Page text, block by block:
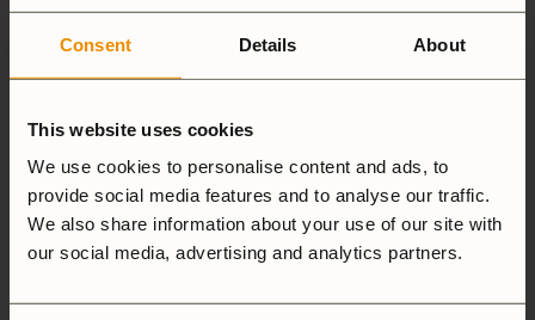
Consent Details About
This website uses cookies
We use cookies to personalise content and ads, to
provide social media features and to analyse our traffic.
We also share information about your use of our site with
our social media, advertising and analytics partners.
Registrera
Lösenord*